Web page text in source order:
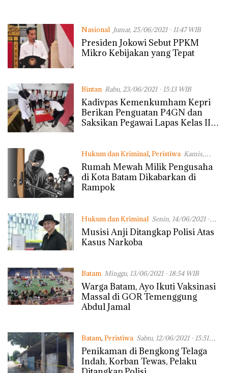
Nasional Jumat, 25/06/2021 - 11:47 WIB
Presiden Jokowi Sebut PPKM
Mikro Kebijakan yang Tepat
Bintan Rabu, 23/06/2021 - 15:13 WIB
Kadivpas Kemenkumham Kepri
Berikan Penguatan P4GN dan
Saksikan Pegawai Lapas Kelas IIA
Hukum dan Kriminal, Peristiwa Kamis,
17/06/2021 - 18:13 WIB
Rumah Mewah Milik Pengusaha
di Kota Batam Dikabarkan di
Rampok
Hukum dan Kriminal Senin, 14/06/2021 -
05:44 WIB
Musisi Anji Ditangkap Polisi Atas
Kasus Narkoba
Batam Minggu, 13/06/2021 - 18:54 WIB
Warga Batam, Ayo Ikuti Vaksinasi
Massal di GOR Temenggung
Abdul Jamal
Batam, Peristiwa Sabtu, 12/06/2021 - 15:51
WIB
Penikaman di Bengkong Telaga
Indah, Korban Tewas, Pelaku